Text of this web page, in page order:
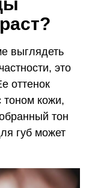
выглядеть
это
оттенок
тоном кожи,
тон
губ может